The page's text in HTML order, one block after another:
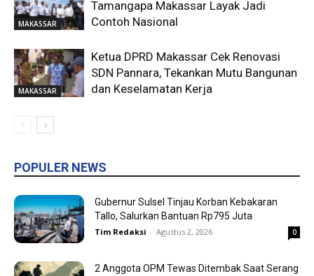
MAKASSAR
Tamangapa Makassar Layak Jadi
Contoh Nasional
MAKASSAR
Ketua DPRD Makassar Cek Renovasi
SDN Pannara, Tekankan Mutu Bangunan
dan Keselamatan Kerja
POPULER NEWS
Gubernur Sulsel Tinjau Korban Kebakaran
Tallo, Salurkan Bantuan Rp795 Juta
Tim Redaksi - Agustus 2, 2026 0
2 Anggota OPM Tewas Ditembak Saat Serang